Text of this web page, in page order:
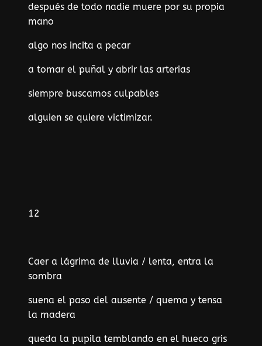
después de todo nadie muere por su propia
mano
algo nos incita a pecar
a tomar el puñal y abrir las arterias
siempre buscamos culpables
alguien se quiere victimizar.
12
Caer a lágrima de lluvia / lenta, entra la
sombra
suena el paso del ausente / quema y tensa
la madera
queda la pupila temblando en el hueco gris